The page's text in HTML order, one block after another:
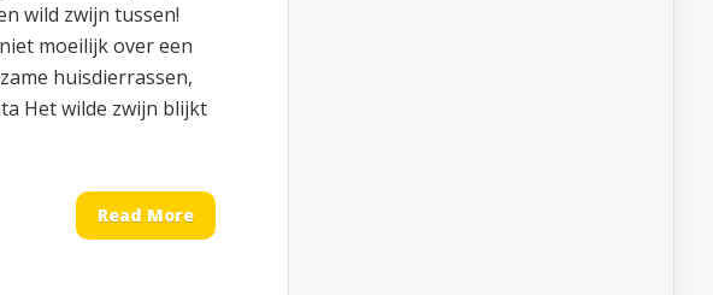
wild zwijn tussen!
moeilijk over een
huisdierrassen,
Het wilde zwijn blijkt
Read More